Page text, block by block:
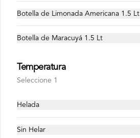
Conócenos
Misión, visión y valores
Contacto
Trabaja con nosotros
Botella de Limonada Americana 1.5 Lt
Botella de Maracuyá 1.5 Lt
Temperatura
Seleccione 1
Helada
Sin Helar